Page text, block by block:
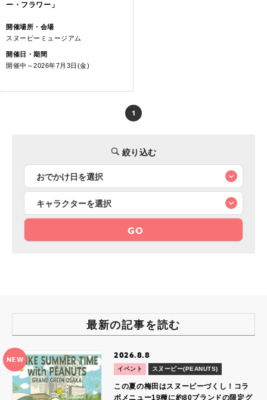
ー・フラワー」
開催場所・会場
スヌーピーミュージアム
開催日・期間
開催中～2026年7月3日(金)
1
絞り込む
GO
最新の記事を読む
NEW 2026.8.8
イベント スヌーピー(PEANUTS)
この夏の梅田はスヌーピーづくし！コラ
ボメニュー19種に約80ブランドの限定グ